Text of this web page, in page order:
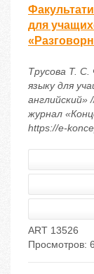
для
Трусова Т.
языку для
английский»
журнал
https://e-
ART 13526
Просмотров: